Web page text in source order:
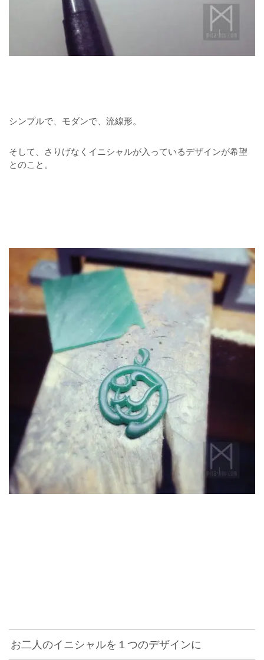
シンプルで、モダンで、流線形。
そして、さりげなくイニシャルが入っているデザインが希望
とのこと。
お二人のイニシャルを１つのデザインに